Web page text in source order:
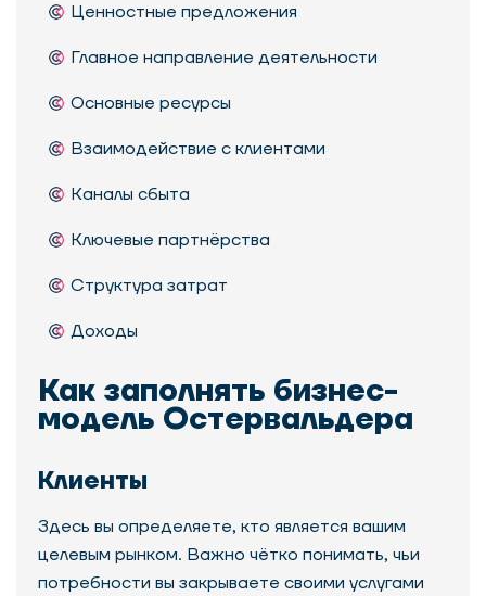
Ценностные предложения
Главное направление деятельности
Основные ресурсы
Взаимодействие с клиентами
Каналы сбыта
Ключевые партнёрства
Структура затрат
Доходы
Как заполнять бизнес-
модель Остервальдера
Клиенты
Здесь вы определяете, кто является вашим
целевым рынком. Важно чётко понимать, чьи
потребности вы закрываете своими услугами